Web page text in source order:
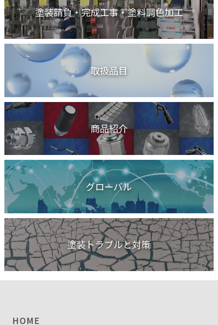
塗装請負・完成工事・塗料調色加工
取扱品目
商品紹介
グローバル
塗装トラブルと対策
HOME